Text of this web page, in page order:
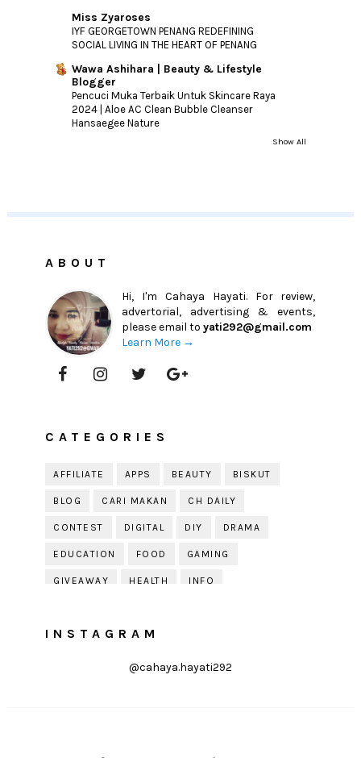
Miss Zyaroses
IYF GEORGETOWN PENANG REDEFINING
SOCIAL LIVING IN THE HEART OF PENANG
Wawa Ashihara | Beauty & Lifestyle
Blogger
Pencuci Muka Terbaik Untuk Skincare Raya
2024 | Aloe AC Clean Bubble Cleanser
Hansaegee Nature
Show All
ABOUT
Hi, I'm Cahaya Hayati. For review,
advertorial, advertising & events,
please email toyati292@gmail.com
Learn More →
CATEGORIES
AFFILIATE APPS BEAUTY BISKUT
BLOG CARI MAKAN CH DAILY
CONTEST DIGITAL DIY DRAMA
EDUCATION FOOD GAMING
GIVEAWAY HEALTH INFO
KISAH KEHIDUPAN
LELAKI
INSTAGRAM
@cahaya.hayati292